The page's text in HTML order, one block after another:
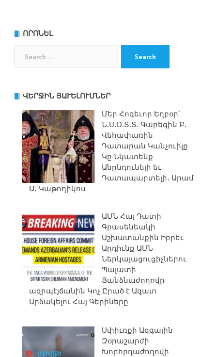
ՈՐՈՆԵԼ
ՎԵՐՋԻՆ ՅԱՒԵԼՈՒՄՆԵՐ
Մեր Հոգեւոր Եղբօր՝
Ն.Ս.Օ.Տ.Տ. Գարեգին Բ.
Վեհափառին
Դատարան Կանչուիլը
Կը Նկատենք
Անընդունելի եւ
Դատապարտելի․ Արամ
Ա․ Կաթողիկոս
ԱՄՆ Հայ Դատի
Գրասենեակի
Աշխատանքին Իբրեւ
Արդիւնք ԱՄՆ
Ներկայացուցիչներու
Պալատի
Յանձնաժողովը
ազրպէյճանին Կոչ Ըրած է Ազատ
Արձակելու Հայ Գերիները
Սփիւռքի Ազգային
Զօրաշարժի
Խորհրդաժողովի